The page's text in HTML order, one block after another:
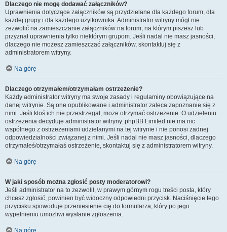
Dlaczego nie mogę dodawać załączników?
Uprawnienia dotyczące załączników są przydzielane dla każdego forum, dla
każdej grupy i dla każdego użytkownika. Administrator witryny mógł nie
zezwolić na zamieszczanie załączników na forum, na którym piszesz lub
przyznał uprawnienia tylko niektórym grupom. Jeśli nadal nie masz jasności,
dlaczego nie możesz zamieszczać załączników, skontaktuj się z
administratorem witryny.
Na górę
Dlaczego otrzymałem/otrzymałam ostrzeżenie?
Każdy administrator witryny ma swoje zasady i regulaminy obowiązujące na
danej witrynie. Są one opublikowane i administrator zaleca zapoznanie się z
nimi. Jeśli ktoś ich nie przestrzegał, może otrzymać ostrzeżenie. O udzieleniu
ostrzeżenia decyduje administrator witryny. phpBB Limited nie ma nic
wspólnego z ostrzeżeniami udzielanymi na tej witrynie i nie ponosi żadnej
odpowiedzialności związanej z nimi. Jeśli nadal nie masz jasności, dlaczego
otrzymałeś/otrzymałaś ostrzeżenie, skontaktuj się z administratorem witryny.
Na górę
W jaki sposób można zgłosić posty moderatorowi?
Jeśli administrator na to zezwolił, w prawym górnym rogu treści posta, który
chcesz zgłosić, powinien być widoczny odpowiedni przycisk. Naciśnięcie tego
przycisku spowoduje przeniesienie cię do formularza, który po jego
wypełnieniu umożliwi wysłanie zgłoszenia.
Na górę